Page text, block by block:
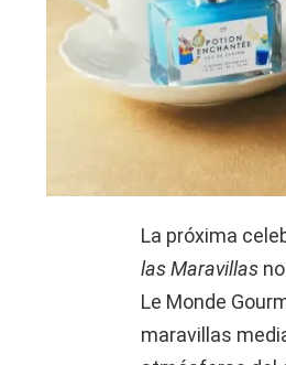
La próxima
las Maravillasno
Le Monde
maravillas